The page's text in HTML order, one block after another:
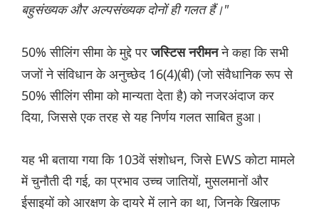
बहुसंख्यक और अल्पसंख्यक दोनों ही गलत हैं।"
50% सीलिंग सीमा के मुद्दे परजस्टिस नरीमनने कहा कि सभी
जजों ने संविधान के अनुच्छेद 16(4)(बी) (जो संवैधानिक रूप से
50% सीलिंग सीमा को मान्यता देता है) को नजरअंदाज कर
दिया, जिससे एक तरह से यह निर्णय गलत साबित हुआ।
यह भी बताया गया कि 103वें संशोधन, जिसे EWS कोटा मामले
में चुनौती दी गई, का प्रभाव उच्च जातियों, मुसलमानों और
ईसाइयों को आरक्षण के दायरे में लाने का था, जिनके खिलाफ